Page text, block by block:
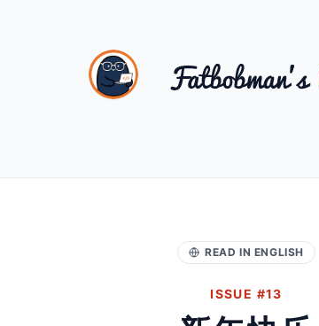
READ IN ENGLISH
ISSUE #13